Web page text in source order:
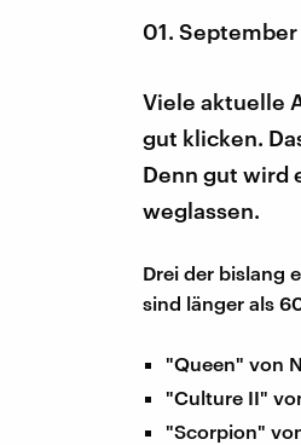
01. September
Viele aktuelle
gut klicken.
Denn gut wird
weglassen.
Drei der bislang
sind länger als
"Queen" von
"Culture II"
"Scorpion"